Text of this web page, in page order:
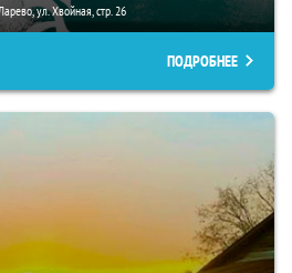
ул. Хвойная, стр. 26
ПОДРОБНЕЕ